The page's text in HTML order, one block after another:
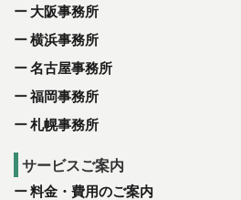
大阪事務所
横浜事務所
名古屋事務所
福岡事務所
札幌事務所
サービスご案内
料金・費用のご案内